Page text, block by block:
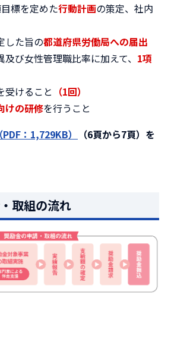
標を定めた行動計画の策定、社内
した旨の都道府県労働局への届出
び女性管理職比率に加えて、 1項
受けること （1回）
けの研修を行うこと
（PDF：1,729KB）
（6頁から7頁）を
取組の流れ